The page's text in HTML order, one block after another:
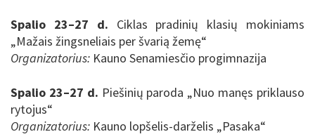
Spalio 23–27 d. Ciklas pradinių klasių mokiniams
„Mažais žingsneliais per švarią žemę“
Organizatorius: Kauno Senamiesčio progimnazija
Spalio 23–27 d. Piešinių paroda „Nuo manęs priklauso
rytojus“
Organizatorius: Kauno lopšelis-darželis „Pasaka“